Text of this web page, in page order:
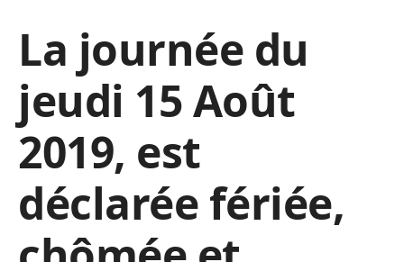
La journée du
jeudi 15 Août
2019, est
déclarée fériée,